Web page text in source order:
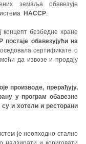
земаља обавезује
HACCP.
концепт безбедне хране
постаје обавезујући на
сертификате о
да извозе и продају
производе, прерађују,
у програм обавезне
и хотели и ресторани
је неопходно стално